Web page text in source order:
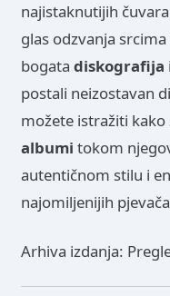
najistaknutijih
glas odzvanja
bogata diskografija
postali neizostavan
možete istražiti
albumi tokom
autentičnom stilu i
najomiljenijih
Arhiva izdanja: